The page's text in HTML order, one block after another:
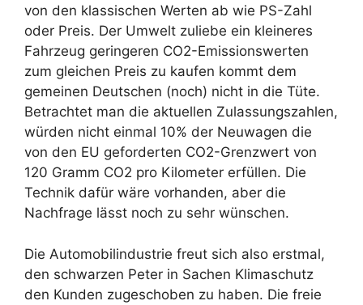
von den klassischen Werten ab wie PS-Zahl
oder Preis. Der Umwelt zuliebe ein kleineres
Fahrzeug geringeren CO2-Emissionswerten
zum gleichen Preis zu kaufen kommt dem
gemeinen Deutschen (noch) nicht in die Tüte.
Betrachtet man die aktuellen Zulassungszahlen,
würden nicht einmal 10% der Neuwagen die
von den EU geforderten CO2-Grenzwert von
120 Gramm CO2 pro Kilometer erfüllen. Die
Technik dafür wäre vorhanden, aber die
Nachfrage lässt noch zu sehr wünschen.
Die Automobilindustrie freut sich also erstmal,
den schwarzen Peter in Sachen Klimaschutz
den Kunden zugeschoben zu haben. Die freie